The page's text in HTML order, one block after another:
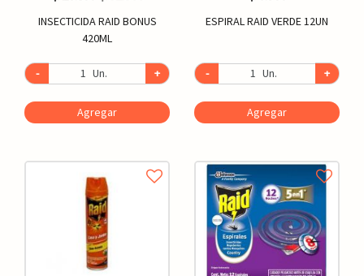
INSECTICIDA RAID BONUS
420ML
- Un. +
Agregar
ESPIRAL RAID VERDE 12UN
- Un. +
Agregar